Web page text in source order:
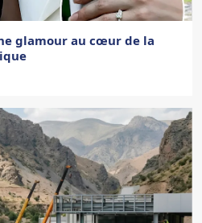
glamour au cœur de la